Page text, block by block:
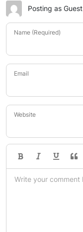
Posting as Guest
Name (Required)
Email
Website